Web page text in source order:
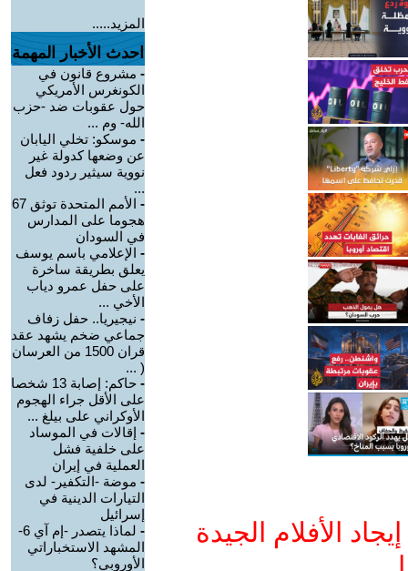
الأفلام الجيدة
المزيد.....
احدث الأخبار المهمة
- مشروع قانون في
الكونغرس الأمريكي
حول عقوبات ضد -حزب
الله- وم ...
- موسكو: تخلي اليابان
عن وضعها كدولة غير
نووية سيثير ردود فعل
...
-
الأمم المتحدة توثق 67
هجوما على المدارس
في السودان
- الإعلامي باسم يوسف
يعلق بطريقة ساخرة
على حفل عمرو دياب
الأخي ...
- نيجيريا.. حفل زفاف
جماعي ضخم يشهد عقد
قران 1500 من العرسان
( ...
-
حاكم: إصابة 13 شخصا
على الأقل جراء الهجوم
الأوكراني على بيلغ ...
- إقالات في الموساد
على خلفية فشل
العملية في إيران
- موضة -التكفير- لدى
التيارات الدينية في
إسرائيل
-
لماذا يتصدر -إم آي 6-
المشهد الاستخباراتي
الأوروبي؟